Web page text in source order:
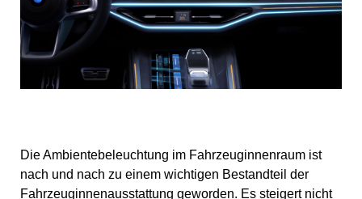
Die Ambientebeleuchtung im Fahrzeuginnenraum ist
nach und nach zu einem wichtigen Bestandteil der
Fahrzeuginnenausstattung geworden. Es steigert nicht